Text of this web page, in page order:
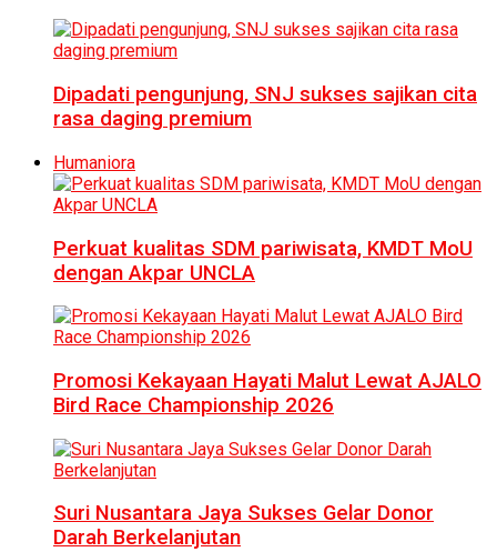
Dipadati pengunjung, SNJ sukses sajikan cita
rasa daging premium
Humaniora
Perkuat kualitas SDM pariwisata, KMDT MoU
dengan Akpar UNCLA
Promosi Kekayaan Hayati Malut Lewat AJALO
Bird Race Championship 2026
Suri Nusantara Jaya Sukses Gelar Donor
Darah Berkelanjutan